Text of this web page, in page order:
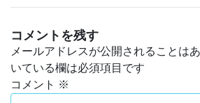
コメントを残す
メールアドレスが公開されることはあ
いている欄は必須項目です
コメント ※